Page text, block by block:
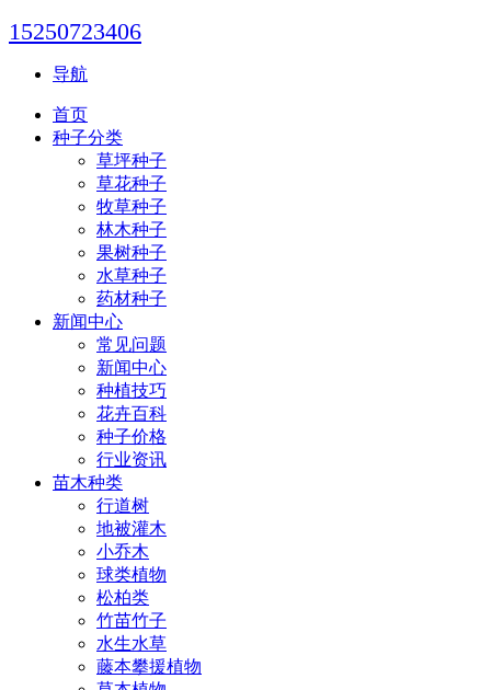
15250723406
导航
首页
种子分类
草坪种子
草花种子
牧草种子
林木种子
果树种子
水草种子
药材种子
新闻中心
常见问题
新闻中心
种植技巧
花卉百科
种子价格
行业资讯
苗木种类
行道树
地被灌木
小乔木
球类植物
松柏类
竹苗竹子
水生水草
藤本攀援植物